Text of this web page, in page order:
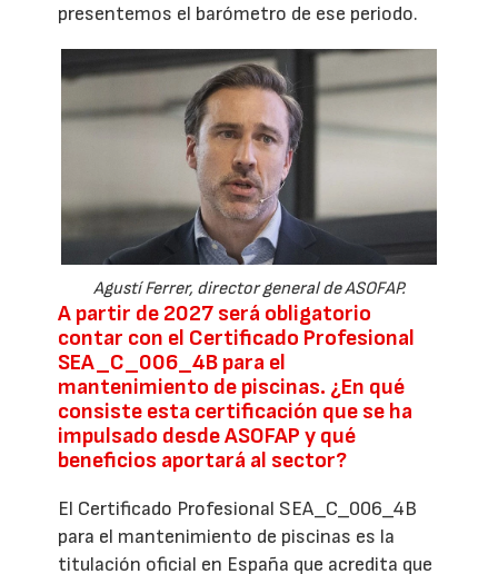
presentemos el barómetro de ese periodo.
Agustí Ferrer, director general de ASOFAP.
A partir de 2027 será obligatorio
contar con el Certificado Profesional
SEA_C_006_4B para el
mantenimiento de piscinas. ¿En qué
consiste esta certificación que se ha
impulsado desde ASOFAP y qué
beneficios aportará al sector?
El Certificado Profesional SEA_C_006_4B
para el mantenimiento de piscinas es la
titulación oficial en España que acredita que